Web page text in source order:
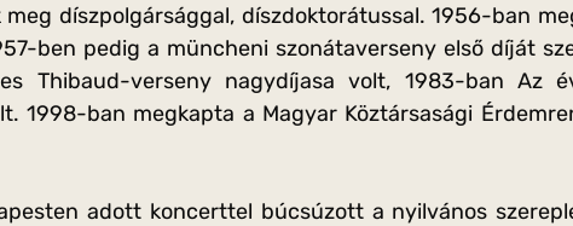
díszpolgársággal, díszdoktorátussal. 1956-ban
ben pedig a müncheni szonátaverseny első díját
Thibaud-verseny nagydíjasa volt, 1983-ban Az
1998-ban megkapta a Magyar Köztársasági
adott koncerttel búcsúzott a nyilvános